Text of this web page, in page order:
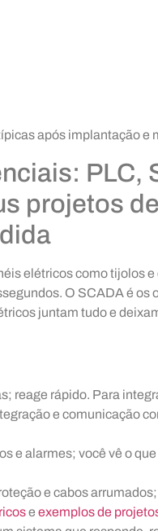
após implantação e
PLC,
projetos
elétricos como tijolos
O SCADA é os
juntam tudo e
reage rápido. Para
e comunicação
e alarmes; você vê o
e cabos
e exemplos de